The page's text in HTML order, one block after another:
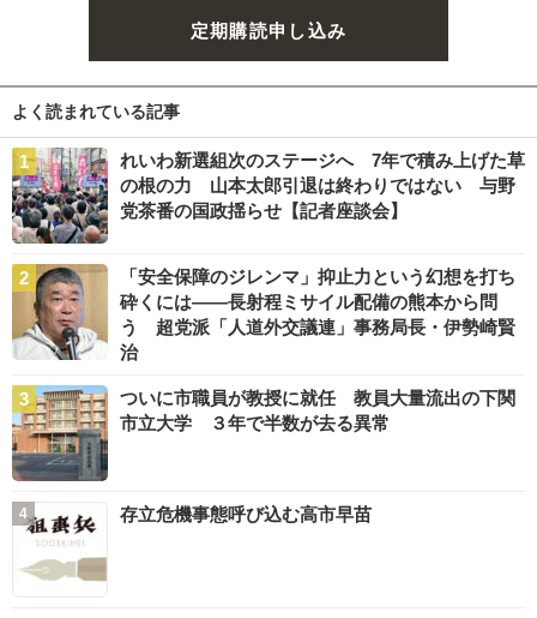
定期購読申し込み
よく読まれている記事
れいわ新選組次のステージへ 7年で積み上げた草
の根の力 山本太郎引退は終わりではない 与野
党茶番の国政揺らせ【記者座談会】
「安全保障のジレンマ」抑止力という幻想を打ち
砕くには――長射程ミサイル配備の熊本から問
う 超党派「人道外交議連」事務局長・伊勢崎賢
治
ついに市職員が教授に就任 教員大量流出の下関
市立大学 ３年で半数が去る異常
存立危機事態呼び込む高市早苗